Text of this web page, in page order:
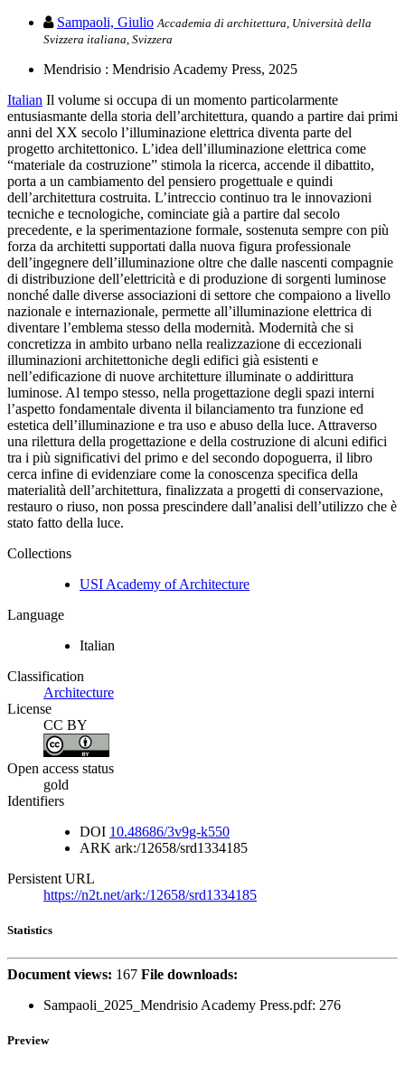
Sampaoli, Giulio Accademia di architettura, Università della
Svizzera italiana, Svizzera
Mendrisio : Mendrisio Academy Press, 2025
Italian Il volume si occupa di un momento particolarmente
entusiasmante della storia dell’architettura, quando a partire dai primi
anni del XX secolo l’illuminazione elettrica diventa parte del
progetto architettonico. L’idea dell’illuminazione elettrica come
“materiale da costruzione” stimola la ricerca, accende il dibattito,
porta a un cambiamento del pensiero progettuale e quindi
dell’architettura costruita. L’intreccio continuo tra le innovazioni
tecniche e tecnologiche, cominciate già a partire dal secolo
precedente, e la sperimentazione formale, sostenuta sempre con più
forza da architetti supportati dalla nuova figura professionale
dell’ingegnere dell’illuminazione oltre che dalle nascenti compagnie
di distribuzione dell’elettricità e di produzione di sorgenti luminose
nonché dalle diverse associazioni di settore che compaiono a livello
nazionale e internazionale, permette all’illuminazione elettrica di
diventare l’emblema stesso della modernità. Modernità che si
concretizza in ambito urbano nella realizzazione di eccezionali
illuminazioni architettoniche degli edifici già esistenti e
nell’edificazione di nuove architetture illuminate o addirittura
luminose. Al tempo stesso, nella progettazione degli spazi interni
l’aspetto fondamentale diventa il bilanciamento tra funzione ed
estetica dell’illuminazione e tra uso e abuso della luce. Attraverso
una rilettura della progettazione e della costruzione di alcuni edifici
tra i più significativi del primo e del secondo dopoguerra, il libro
cerca infine di evidenziare come la conoscenza specifica della
materialità dell’architettura, finalizzata a progetti di conservazione,
restauro o riuso, non possa prescindere dall’analisi dell’utilizzo che è
stato fatto della luce.
Collections
USI Academy of Architecture
Language
Italian
Classification
Architecture
License
CC BY
Open access status
gold
Identifiers
DOI 10.48686/3v9g-k550
ARK ark:/12658/srd1334185
Persistent URL
https://n2t.net/ark:/12658/srd1334185
Statistics
Document views: 167 File downloads:
Sampaoli_2025_Mendrisio Academy Press.pdf: 276
Preview